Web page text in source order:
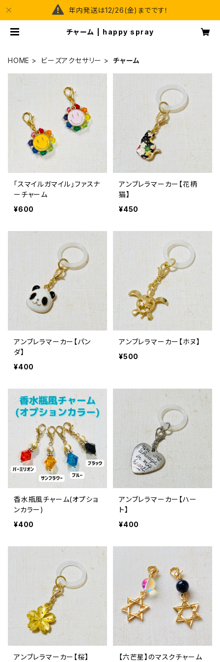
年内発送は12/26(金)までです！
チャーム | happy spray
HOME ビーズアクセサリー チャーム
「スマイルガマイル」ファスナ
ーチャーム
¥600
アンブレラマーカー【花柄
猫】
¥450
アンブレラマーカー【パン
ダ】
¥400
アンブレラマーカー【ホヌ】
¥500
香水瓶風チャーム(オプショ
ンカラー)
¥400
アンブレラマーカー【ハー
ト】
¥400
アンブレラマーカー【桜】
【六芒星】のマスクチャーム